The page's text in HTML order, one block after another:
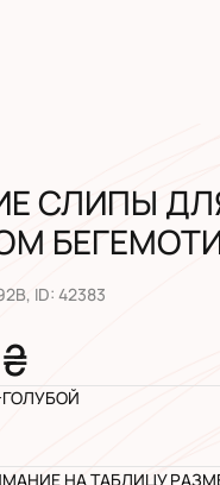
СЛИПЫ
, ID: 42383
НА ТАБЛИЦУ